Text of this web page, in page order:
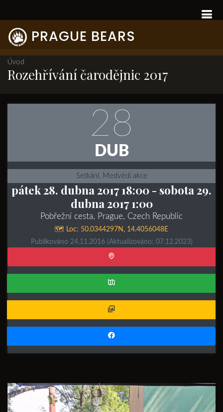
PRAGUE BEARS
Úvod
Rozehřívání čarodějnic 2017
28
DUB
Setkání, Medvědí akce
pátek 28. dubna 2017 18:00- sobota 29.
dubna 2017 1:00
Pobřežní cesta, Prague, Czech Republic
🗺️ Loc: 50.0344297N , 14.4056048E
Publikováno 24.11.2016 (Aktualizováno: 07.12.2023)